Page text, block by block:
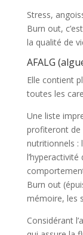
Stress,
Burn out,
la qualité de
AFALG
Elle contient
toutes les
Une liste
profiteront de
nutritionnels :
Burn out
mémoire, les
Considérant